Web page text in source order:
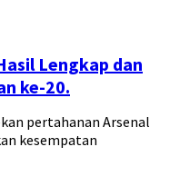
Lengkap dan
ke-20.
pertahanan Arsenal
kesempatan